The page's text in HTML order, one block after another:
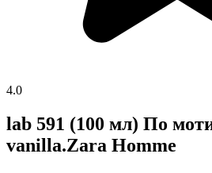
4.0
lab 591 (100 мл) По
vanilla.Zara Homme